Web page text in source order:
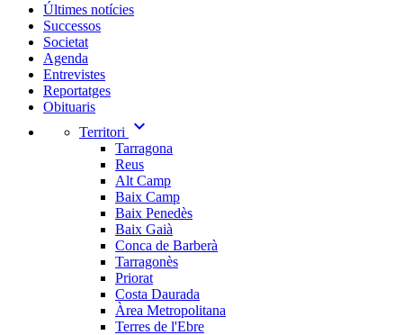
Últimes notícies
Successos
Societat
Agenda
Entrevistes
Reportatges
Obituaris
Territori
expand_more
Tarragona
Reus
Alt Camp
Baix Camp
Baix Penedès
Baix Gaià
Conca de Barberà
Tarragonès
Priorat
Costa Daurada
Àrea Metropolitana
Terres de l'Ebre